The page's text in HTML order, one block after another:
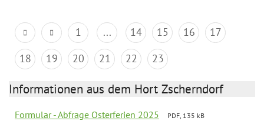
1 ... 14 15 16
17
18
19 20 21 22 23
Informationen aus dem Hort Zscherndorf
Formular - Abfrage Osterferien 2025
PDF, 135 kB